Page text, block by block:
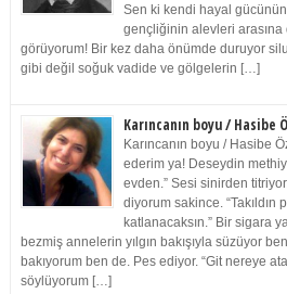
Sen ki kendi hayal gücünün
gençliğinin alevleri
görüyorum! Bir kez daha önümde duruyor
gibi değil soğuk vadide ve gölgelerin […]
Karıncanın boyu / Hasibe
Karıncanın boyu / Hasibe
ederim ya! Deseydin
evden.” Sesi sinirden
diyorum sakince.
katlanacaksın.” Bir sigara
bezmiş annelerin yılgın bakışıyla süzüyor
bakıyorum ben de. Pes ediyor. “Git nereye
söylüyorum […]